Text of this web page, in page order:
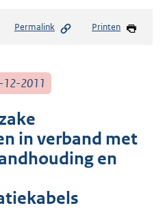
Permalink Printen
12-2011
in verband met
en